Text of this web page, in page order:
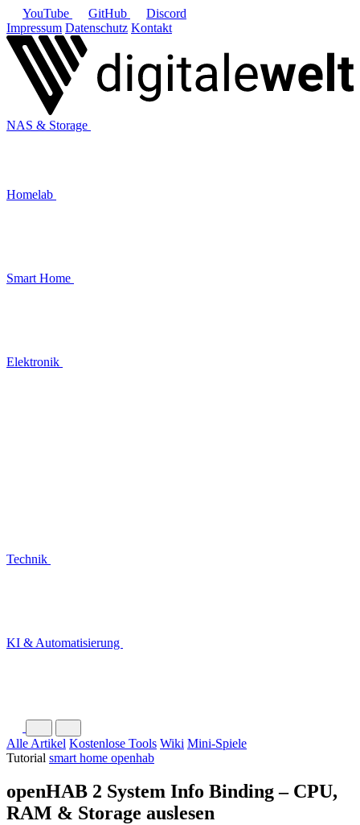
YouTube GitHub
Discord
Impressum Datenschutz Kontakt
NAS & Storage
Homelab
Smart Home
Elektronik
Technik
KI & Automatisierung
Alle Artikel Kostenlose Tools Wiki Mini-Spiele
Tutorial smart home openhab
openHAB 2 System Info Binding – CPU,
RAM & Storage auslesen